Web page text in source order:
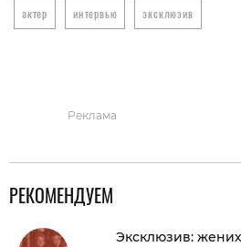
актер интервью эксклюзив
Реклама
РЕКОМЕНДУЕМ
Эксклюзив: